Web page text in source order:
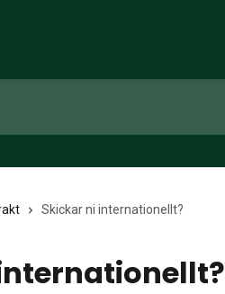
Skickar ni internationellt?